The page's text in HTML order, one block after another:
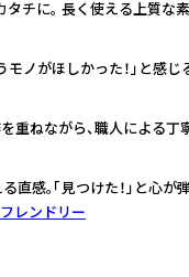
チに。 長く使える上質な
モノがほしかった！」と感
重ねながら、職人による
直感。「見つけた！」と心
レンドリー